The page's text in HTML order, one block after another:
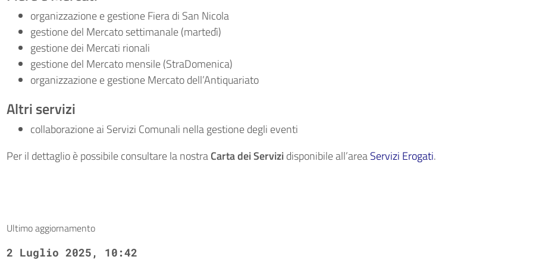
organizzazione e gestione Fiera di San Nicola
gestione del Mercato settimanale (martedì)
gestione dei Mercati rionali
gestione del Mercato mensile (StraDomenica)
organizzazione e gestione Mercato dell’Antiquariato
Altri servizi
collaborazione ai Servizi Comunali nella gestione degli eventi
Per il dettaglio è possibile consultare la nostraCarta dei Servizidisponibile all’areaServizi Erogati.
Ultimo aggiornamento
2 Luglio 2025, 10:42